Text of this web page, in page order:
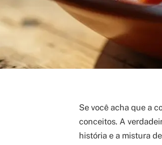
Se você acha que a
conceitos. A
história e a mistura